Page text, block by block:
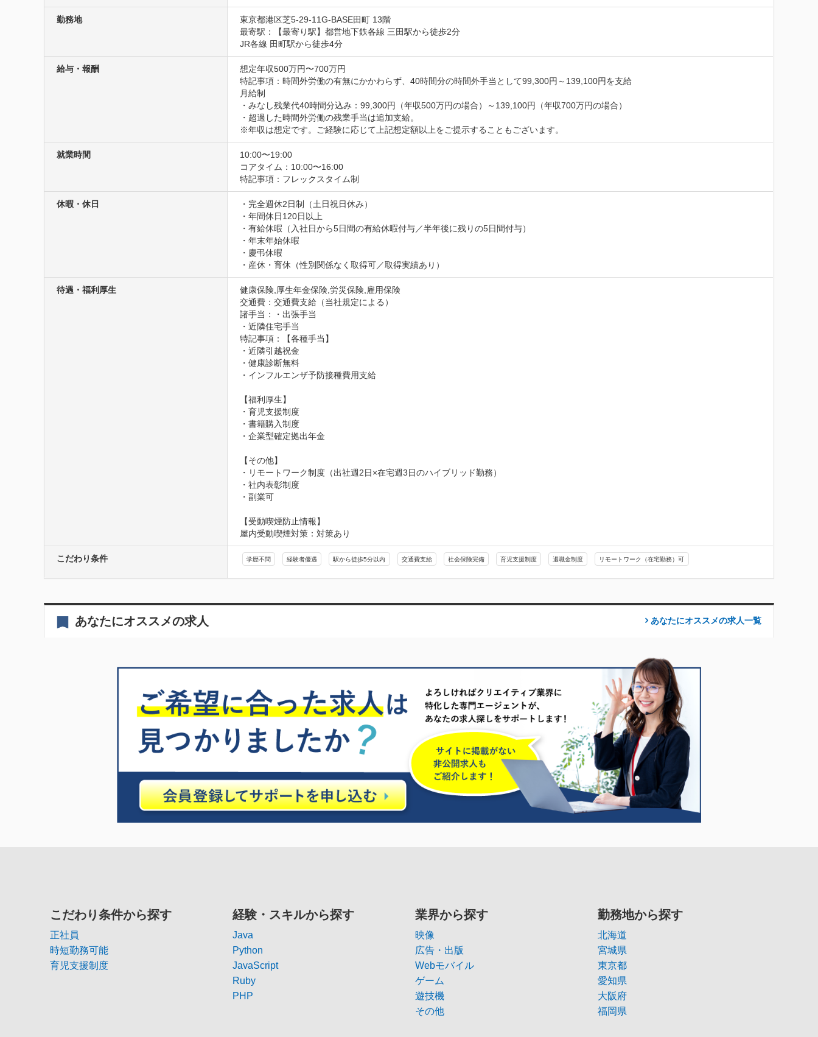
勤務地
東京都港区芝5-29-11G-BASE田町 13階
最寄駅：【最寄り駅】都営地下鉄各線 三田駅から徒歩2分
JR各線 田町駅から徒歩4分
給与・報酬
想定年収500万円〜700万円
特記事項：時間外労働の有無にかかわらず、40時間分の時間外手当として99,300円～139,100円を支給
月給制
・みなし残業代40時間分込み：99,300円（年収500万円の場合）～139,100円（年収700万円の場合）
・超過した時間外労働の残業手当は追加支給。
※年収は想定です。ご経験に応じて上記想定額以上をご提示することもございます。
就業時間
10:00〜19:00
コアタイム：10:00〜16:00
特記事項：フレックスタイム制
休暇・休日
・完全週休2日制（土日祝日休み）
・年間休日120日以上
・有給休暇（入社日から5日間の有給休暇付与／半年後に残りの5日間付与）
・年末年始休暇
・慶弔休暇
・産休・育休（性別関係なく取得可／取得実績あり）
待遇・福利厚生
健康保険,厚生年金保険,労災保険,雇用保険
交通費：交通費支給（当社規定による）
諸手当：・出張手当
・近隣住宅手当
特記事項：【各種手当】
・近隣引越祝金
・健康診断無料
・インフルエンザ予防接種費用支給
【福利厚生】
・育児支援制度
・書籍購入制度
・企業型確定拠出年金
【その他】
・リモートワーク制度（出社週2日×在宅週3日のハイブリッド勤務）
・社内表彰制度
・副業可
【受動喫煙防止情報】
屋内受動喫煙対策：対策あり
こだわり条件 学歴不問 経験者優遇 駅から徒歩5分以内 交通費支給 社会保険完備 育児支援制度 退職金制度 リモートワーク（在宅勤務）可
あなたにオススメの求人 あなたにオススメの求人一覧
こだわり条件から探す
正社員
時短勤務可能
育児支援制度
経験・スキルから探す
Java
Python
JavaScript
Ruby
PHP
業界から探す
映像
広告・出版
Webモバイル
ゲーム
遊技機
その他
勤務地から探す
北海道
宮城県
東京都
愛知県
大阪府
福岡県